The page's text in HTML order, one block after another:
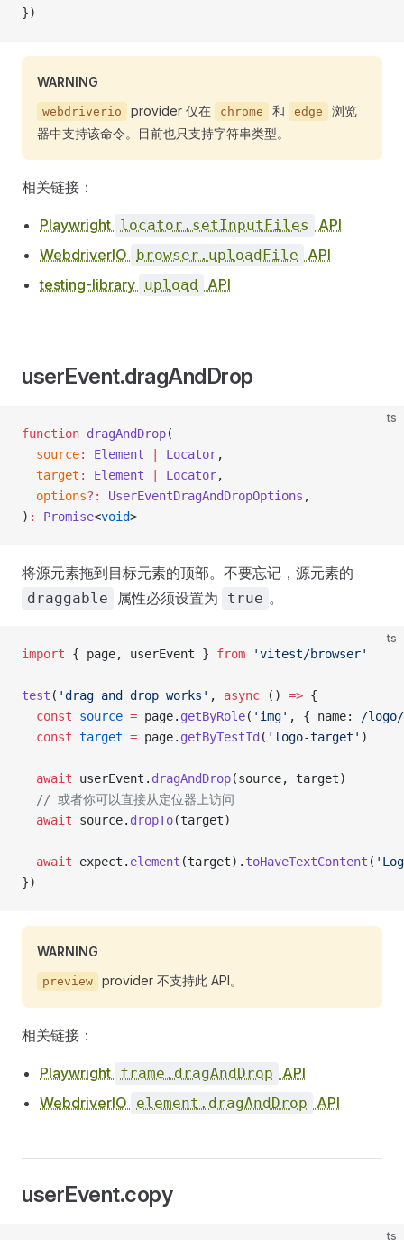
})
WARNING
webdriverio provider 仅在 chrome 和 edge
浏览
器中支持该命令。目前也只支持字符串类型。
相关链接：
Playwright locator.setInputFiles
API
WebdriverIO
browser.uploadFile
API
testing-library upload API
userEvent.dragAndDrop
ts
function dragAndDrop(
  source
: Element Locator,
  target
: Element Locator,
  options
?: UserEventDragAndDropOptions ,
) : Promise<void>
将源元素拖到目标元素的顶部。不要忘记，源元素的
draggable 属性必须设置为 true 。
ts
import { page, userEvent } from 'vitest/browser'
test ( 'drag and drop works' , async () => {
  const
source = page. getByRole( 'img' , { name: /logo/
  const
target = page. getByTestId ( 'logo-target' )
  await
userEvent. dragAndDrop(source, target)
  // 或者你可以直接从定位器上访问
  await
source. dropTo(target)
  await
expect. element (target). toHaveTextContent (
})
WARNING
preview provider 不支持此 API。
相关链接：
Playwright frame.dragAndDrop
API
WebdriverIO
element.dragAndDrop API
userEvent.copy
ts